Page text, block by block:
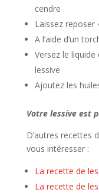
cendre
Laissez reposer
A l’aide d’un
Versez le
lessive
Ajoutez les
Votre lessive est
D’autres recettes
vous intéresser :
La recette de
La recette de